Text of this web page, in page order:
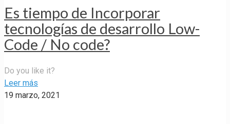
Es tiempo de Incorporar
tecnologías de desarrollo Low-
Code / No code?
Do you like it?
Leer más
19 marzo, 2021